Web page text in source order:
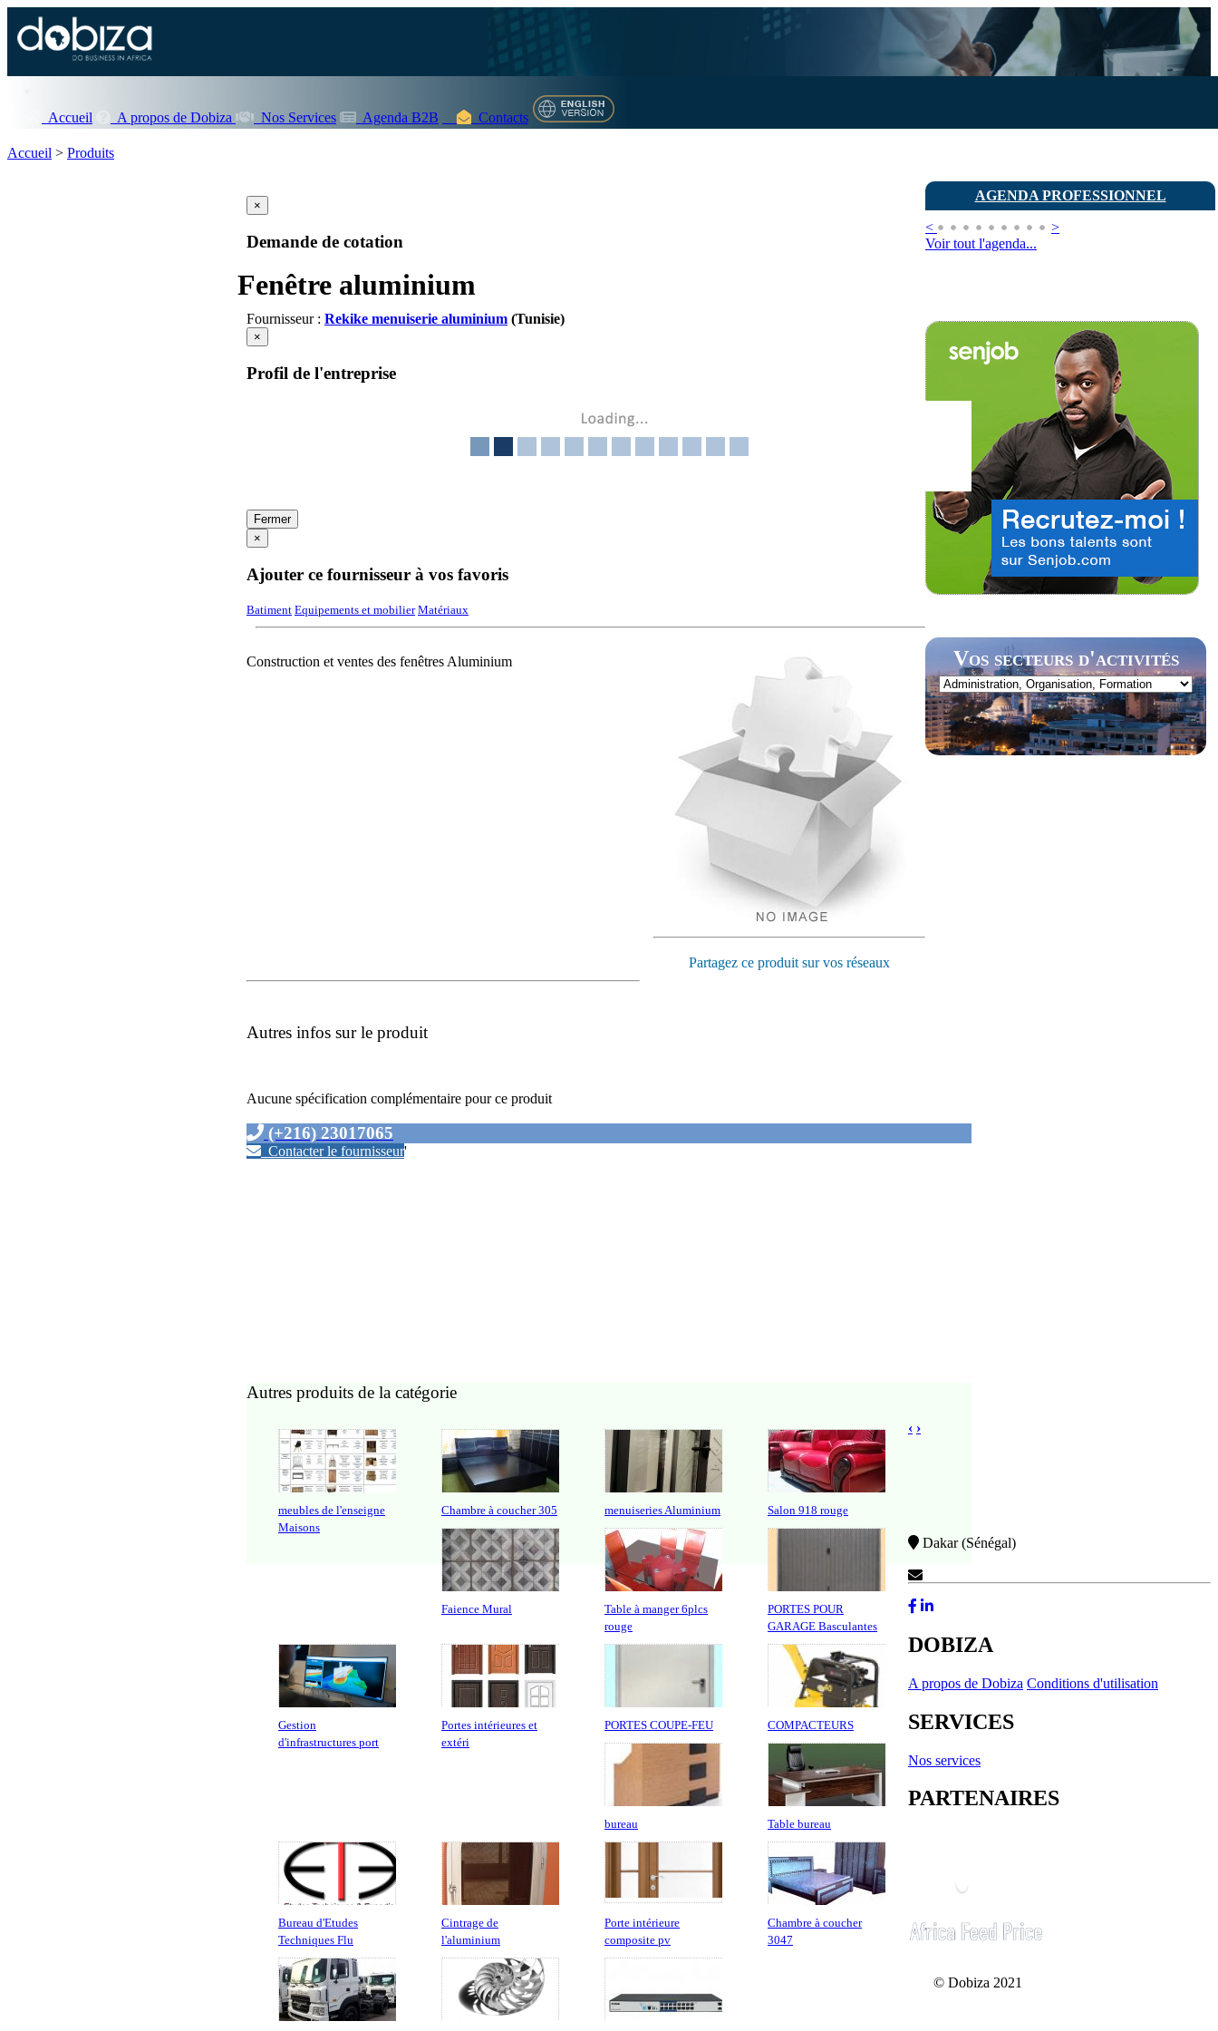
Accueil A propos de Dobiza Nos Services Agenda B2B Contacts
AGENDA PROFESSIONNEL
<
>
Voir tout l'agenda...
Vos secteurs d'activités
Accueil > Produits
×
Demande de cotation
Fenêtre aluminium
Fournisseur : Rekike menuiserie aluminium (Tunisie)
×
Profil de l'entreprise
Fermer
×
Ajouter ce fournisseur à vos favoris
Batiment Equipements et mobilier Matériaux
Partagez ce produit sur vos réseaux
Construction et ventes des fenêtres Aluminium
Autres infos sur le produit
Aucune spécification complémentaire pour ce produit
(+216) 23017065
Contacter le fournisseur'
Autres produits de la catégorie
meubles de l'enseigne
Maisons
Chambre à coucher 305 menuiseries Aluminium Salon 918 rouge
Faience Mural
Table à manger 6plcs
rouge
PORTES POUR
GARAGE Basculantes
Gestion
d'infrastructures port
Portes intérieures et
extéri
PORTES COUPE-FEU COMPACTEURS
bureau Table bureau
Bureau d'Etudes
Techniques Flu
Cintrage de
l'aluminium
Porte intérieure
composite pv
Chambre à coucher
3047
‹ ›
Dakar (Sénégal)
DOBIZA
A propos de Dobiza Conditions d'utilisation
SERVICES
Nos services
PARTENAIRES
© Dobiza 2021